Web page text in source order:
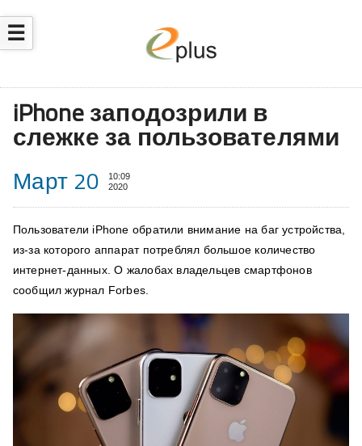
☰
iPhone заподозрили в
слежке за пользователями
Март 20
10:09
2020
Пользователи iPhone обратили внимание на баг устройства,
из-за которого аппарат потреблял большое количество
интернет-данных. О жалобах владельцев смартфонов
сообщил журнал Forbes.